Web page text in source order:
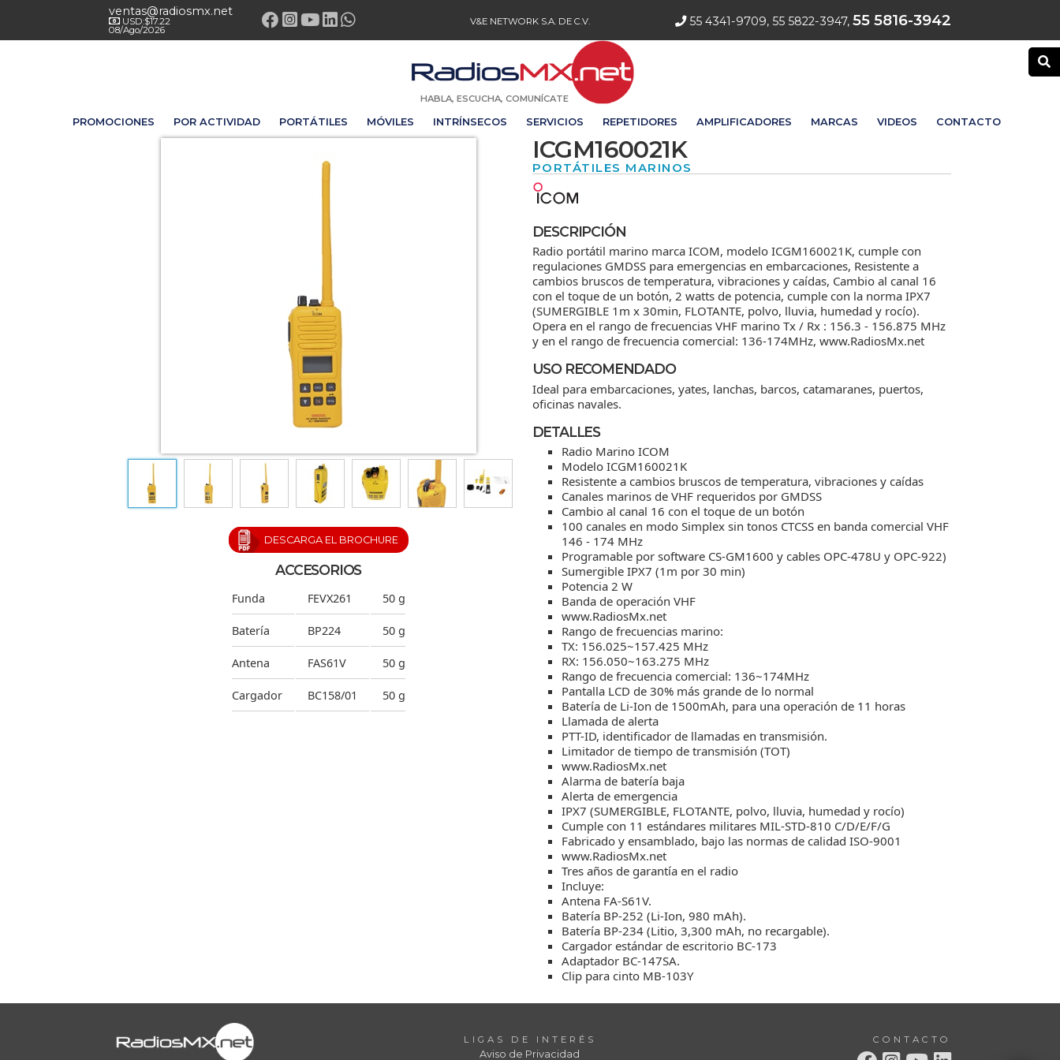
ventas@radiosmx.net
USD:$17.22
08/Ago/2026
V&E NETWORK S.A. DE C.V. 55 4341-9709, 55 5822-3947, 55 5816-3942
HABLA, ESCUCHA, COMUNÍCATE
PROMOCIONES POR ACTIVIDAD PORTÁTILES MÓVILES INTRÍNSECOS SERVICIOS REPETIDORES AMPLIFICADORES MARCAS VIDEOS CONTACTO
DESCARGA EL BROCHURE
ACCESORIOS
Funda FEVX261 50 g
Batería BP224 50 g
Antena FAS61V 50 g
Cargador BC158/01 50 g
ICGM160021K
PORTÁTILES MARINOS
DESCRIPCIÓN
Radio portátil marino marca ICOM, modelo ICGM160021K, cumple con
regulaciones GMDSS para emergencias en embarcaciones, Resistente a
cambios bruscos de temperatura, vibraciones y caídas, Cambio al canal 16
con el toque de un botón, 2 watts de potencia, cumple con la norma IPX7
(SUMERGIBLE 1m x 30min, FLOTANTE, polvo, lluvia, humedad y rocío).
Opera en el rango de frecuencias VHF marino Tx / Rx : 156.3 - 156.875 MHz
y en el rango de frecuencia comercial: 136-174MHz, www.RadiosMx.net
USO RECOMENDADO
Ideal para embarcaciones, yates, lanchas, barcos, catamaranes, puertos,
oficinas navales.
DETALLES
Radio Marino ICOM
Modelo ICGM160021K
Resistente a cambios bruscos de temperatura, vibraciones y caídas
Canales marinos de VHF requeridos por GMDSS
Cambio al canal 16 con el toque de un botón
100 canales en modo Simplex sin tonos CTCSS en banda comercial VHF
146 - 174 MHz
Programable por software CS-GM1600 y cables OPC-478U y OPC-922)
Sumergible IPX7 (1m por 30 min)
Potencia 2 W
Banda de operación VHF
www.RadiosMx.net
Rango de frecuencias marino:
TX: 156.025~157.425 MHz
RX: 156.050~163.275 MHz
Rango de frecuencia comercial: 136~174MHz
Pantalla LCD de 30% más grande de lo normal
Batería de Li-Ion de 1500mAh, para una operación de 11 horas
Llamada de alerta
PTT-ID, identificador de llamadas en transmisión.
Limitador de tiempo de transmisión (TOT)
www.RadiosMx.net
Alarma de batería baja
Alerta de emergencia
IPX7 (SUMERGIBLE, FLOTANTE, polvo, lluvia, humedad y rocío)
Cumple con 11 estándares militares MIL-STD-810 C/D/E/F/G
Fabricado y ensamblado, bajo las normas de calidad ISO-9001
www.RadiosMx.net
Tres años de garantía en el radio
Incluye:
Antena FA-S61V.
Batería BP-252 (Li-Ion, 980 mAh).
Batería BP-234 (Litio, 3,300 mAh, no recargable).
Cargador estándar de escritorio BC-173
Adaptador BC-147SA.
Clip para cinto MB-103Y
LIGAS DE INTERÉS
Aviso de Privacidad
CONTACTO